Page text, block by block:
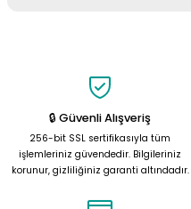
Görüş ve önerileriniz için
Ürün resmi kalitesiz, bozuk
Ürün açıklamasında eksik
Ürün bilgilerinde hatalar
Ürün fiyatı diğer sitelerden
🔒 Güvenli Alışveriş
256-bit SSL sertifikasıyla tüm
işlemleriniz güvendedir. Bilgileriniz
korunur, gizliliğiniz garanti altındadır.